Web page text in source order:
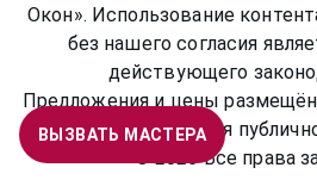
ВЫЗВАТЬ МАСТЕРА
Окон». Использование
без нашего согласия
действующего
Предложения и цены
не являются
©2026Все права